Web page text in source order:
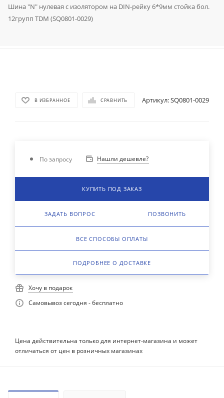
Шина "N" нулевая с изолятором на DIN-рейку 6*9мм стойка бол.
12групп TDM (SQ0801-0029)
В ИЗБРАННОЕ СРАВНИТЬ Артикул:SQ0801-0029
По запросу Нашли дешевле?
КУПИТЬ ПОД ЗАКАЗ
ЗАДАТЬ ВОПРОС ПОЗВОНИТЬ
ВСЕ СПОСОБЫ ОПЛАТЫ
ПОДРОБНЕЕ О ДОСТАВКЕ
Хочу в подарок
Самовывоз сегодня - бесплатно
Цена действительна только для интернет-магазина и может
отличаться от цен в розничных магазинах